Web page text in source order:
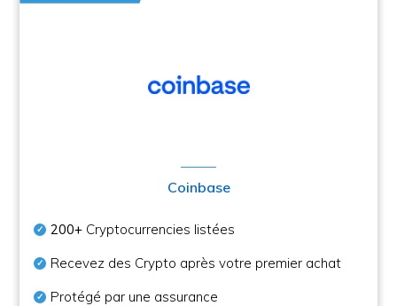
Coinbase
200+ Cryptocurrencies listées
Recevez des Crypto après votre premier achat
Protégé par une assurance